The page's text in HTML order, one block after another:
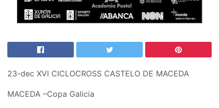
23-dec XVI CICLOCROSS CASTELO DE MACEDA
MACEDA –Copa Galicia